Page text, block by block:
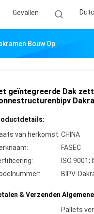
Gevallen
Bouw Op
geïntegreerde Dak
van herkomst: CHINA
FASEC
ISO 9001;
BIPV-
& Verzenden
Pallets